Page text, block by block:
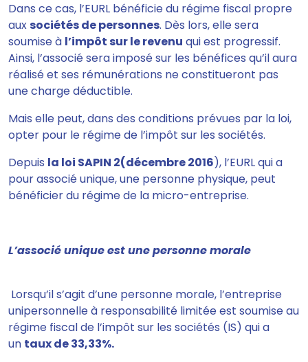
Dans ce cas, l’EURL bénéficie du régime fiscal propre
aux sociétés de personnes. Dès lors,elle sera
soumise à l’impôt sur le revenu qui est progressif.
Ainsi, l’associé sera imposé sur les bénéfices qu’il aura
réalisé et ses rémunérations ne constitueront pas
une charge déductible.
Mais elle peut, dans des conditions prévues par la loi,
opter pour le régime de l’impôt sur les sociétés.
Depuis la loi SAPIN 2(décembre 2016), l’EURL qui a
pour associé unique, une personne physique, peut
bénéficier du régime de la micro-entreprise.
L’associé unique est une personne morale
Lorsqu’il s’agit d’une personne morale, l’entreprise
unipersonnelle à responsabilité limitéeest soumise au
régime fiscal de l’impôt sur les sociétés (IS) qui a
un taux de 33,33%.